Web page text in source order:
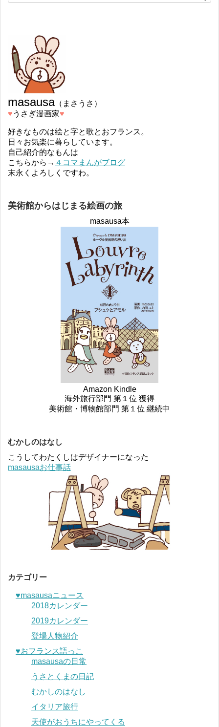
masausa（まさうさ）
♥︎ うさぎ漫画家♥︎
好きなものは絵と字と歌とおフランス。
日々お気楽に暮らしています。
自己紹介的なもんは
こちらから→ ４コマまんがブログ
末永くよろしくですわ。
美術館からはじまる絵画の旅
masausa本
Amazon Kindle
海外旅行部門 第１位 獲得
美術館・博物館部門 第１位 継続中
むかしのはなし
こうしてわたくしはデザイナーになった
masausaお仕事話
カテゴリー
♥︎masausaニュース
2018カレンダー
2019カレンダー
登場人物紹介
♥︎おフランス語っこ
masausaの日常
うさとくまの日記
むかしのはなし
イタリア旅行
天使がおうちにやってくる